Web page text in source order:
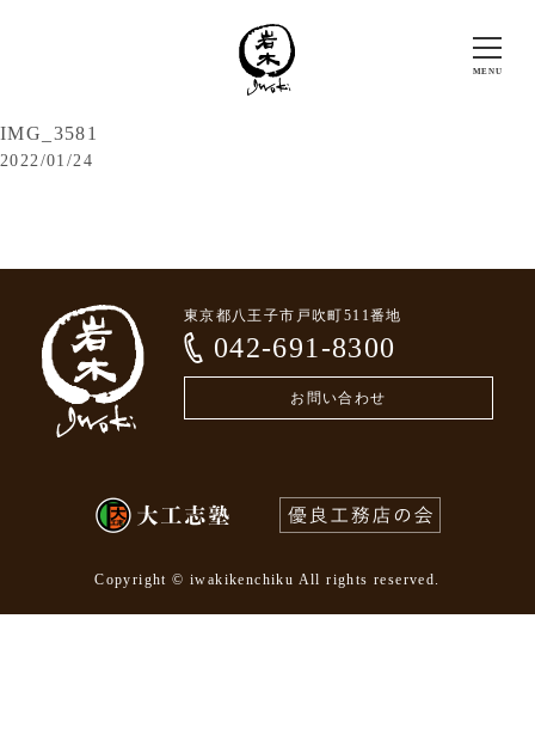
IMG_3581
2022/01/24
東京都八王子市戸吹町511番地
042-691-8300
お問い合わせ
Copyright © iwakikenchiku All rights reserved.